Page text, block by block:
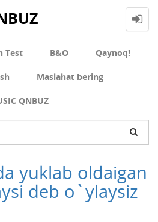
Test В&О Qaynoq!
Maslahat bering
QNBUZ
yuklab oldaigan
deb o`ylaysiz